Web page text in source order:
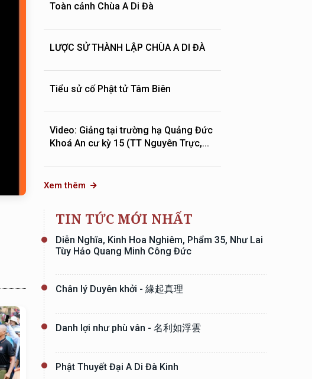
Toàn cảnh Chùa A Di Đà
LƯỢC SỬ THÀNH LẬP CHÙA A DI ĐÀ
Tiểu sử cố Phật tử Tâm Biên
Video: Giảng tại trường hạ Quảng Đức
Khoá An cư kỳ 15 (TT Nguyên Trực,...
Xem thêm
TIN TỨC MỚI NHẤT
Diễn Nghĩa, Kinh Hoa Nghiêm, Phẩm 35, Như Lai
Tùy Hảo Quang Minh Công Đức
Chân lý Duyên khởi - 緣起真理
Danh lợi như phù vân - 名利如浮雲
Phật Thuyết Đại A Di Đà Kinh